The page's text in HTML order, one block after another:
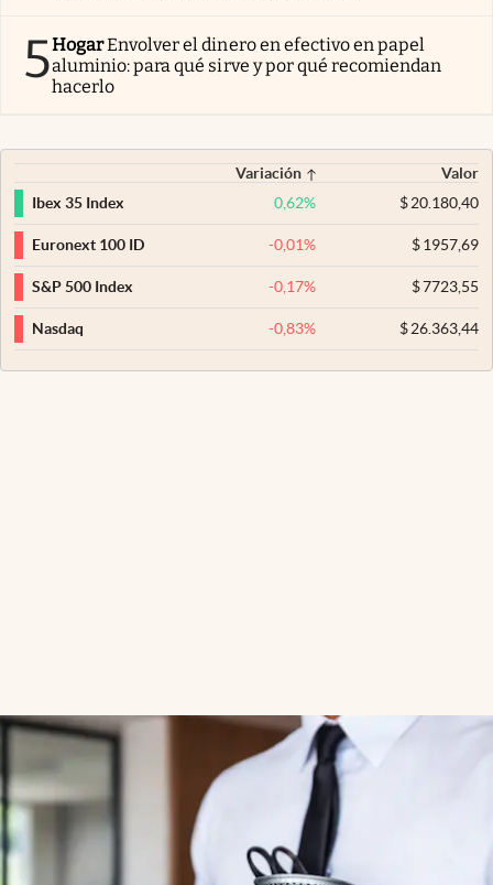
5HogarEnvolver el dinero en efectivo en papel
aluminio: para qué sirve y por qué recomiendan
hacerlo
Variación
Valor
Ibex 35 Index
0,62% $20.180,40
Euronext 100 ID -0,01% $1957,69
S&P 500 Index -0,17% $7723,55
Nasdaq -0,83% $26.363,44